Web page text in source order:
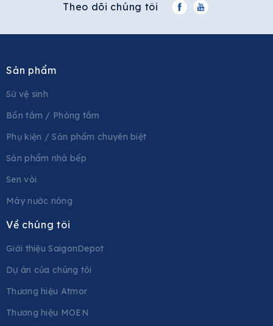
Theo dõi chúng tôi
Sản phẩm
Sứ vệ sinh
Bồn tắm / Phòng tắm
Phụ kiện / Sản phẩm chuyên biệt
Sản phẩm nhà bếp
Sen vòi
Máy nước nóng
Về chúng tôi
Giới thiệu SaigonDepot
Dự án của chúng tôi
Thương hiệu Atmor
Thương hiệu MOEN